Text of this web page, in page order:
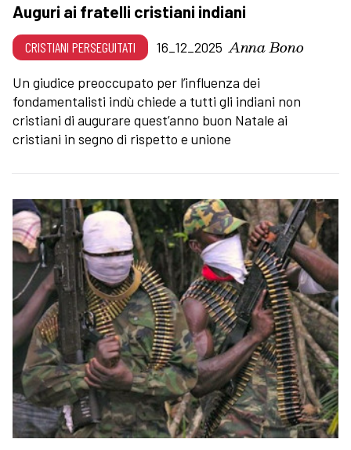
Auguri ai fratelli cristiani indiani
CRISTIANI PERSEGUITATI 16_12_2025 Anna Bono
Un giudice preoccupato per l’influenza dei
fondamentalisti indù chiede a tutti gli indiani non
cristiani di augurare quest’anno buon Natale ai
cristiani in segno di rispetto e unione